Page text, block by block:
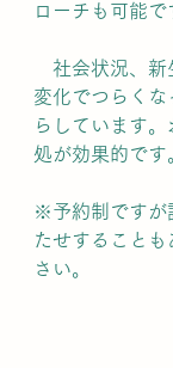
ローチも可能で
社会状況、新
変化でつらく
らしています
処が効果的です
※予約制ですが
たせすること
さい。